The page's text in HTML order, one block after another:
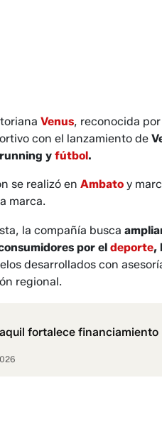
Venus, reconocida
con el lanzamiento de
y fútbol.
se realizó en Ambato y
marca.
la compañía busca
por el deporte,
desarrollados con
regional.
fortalece